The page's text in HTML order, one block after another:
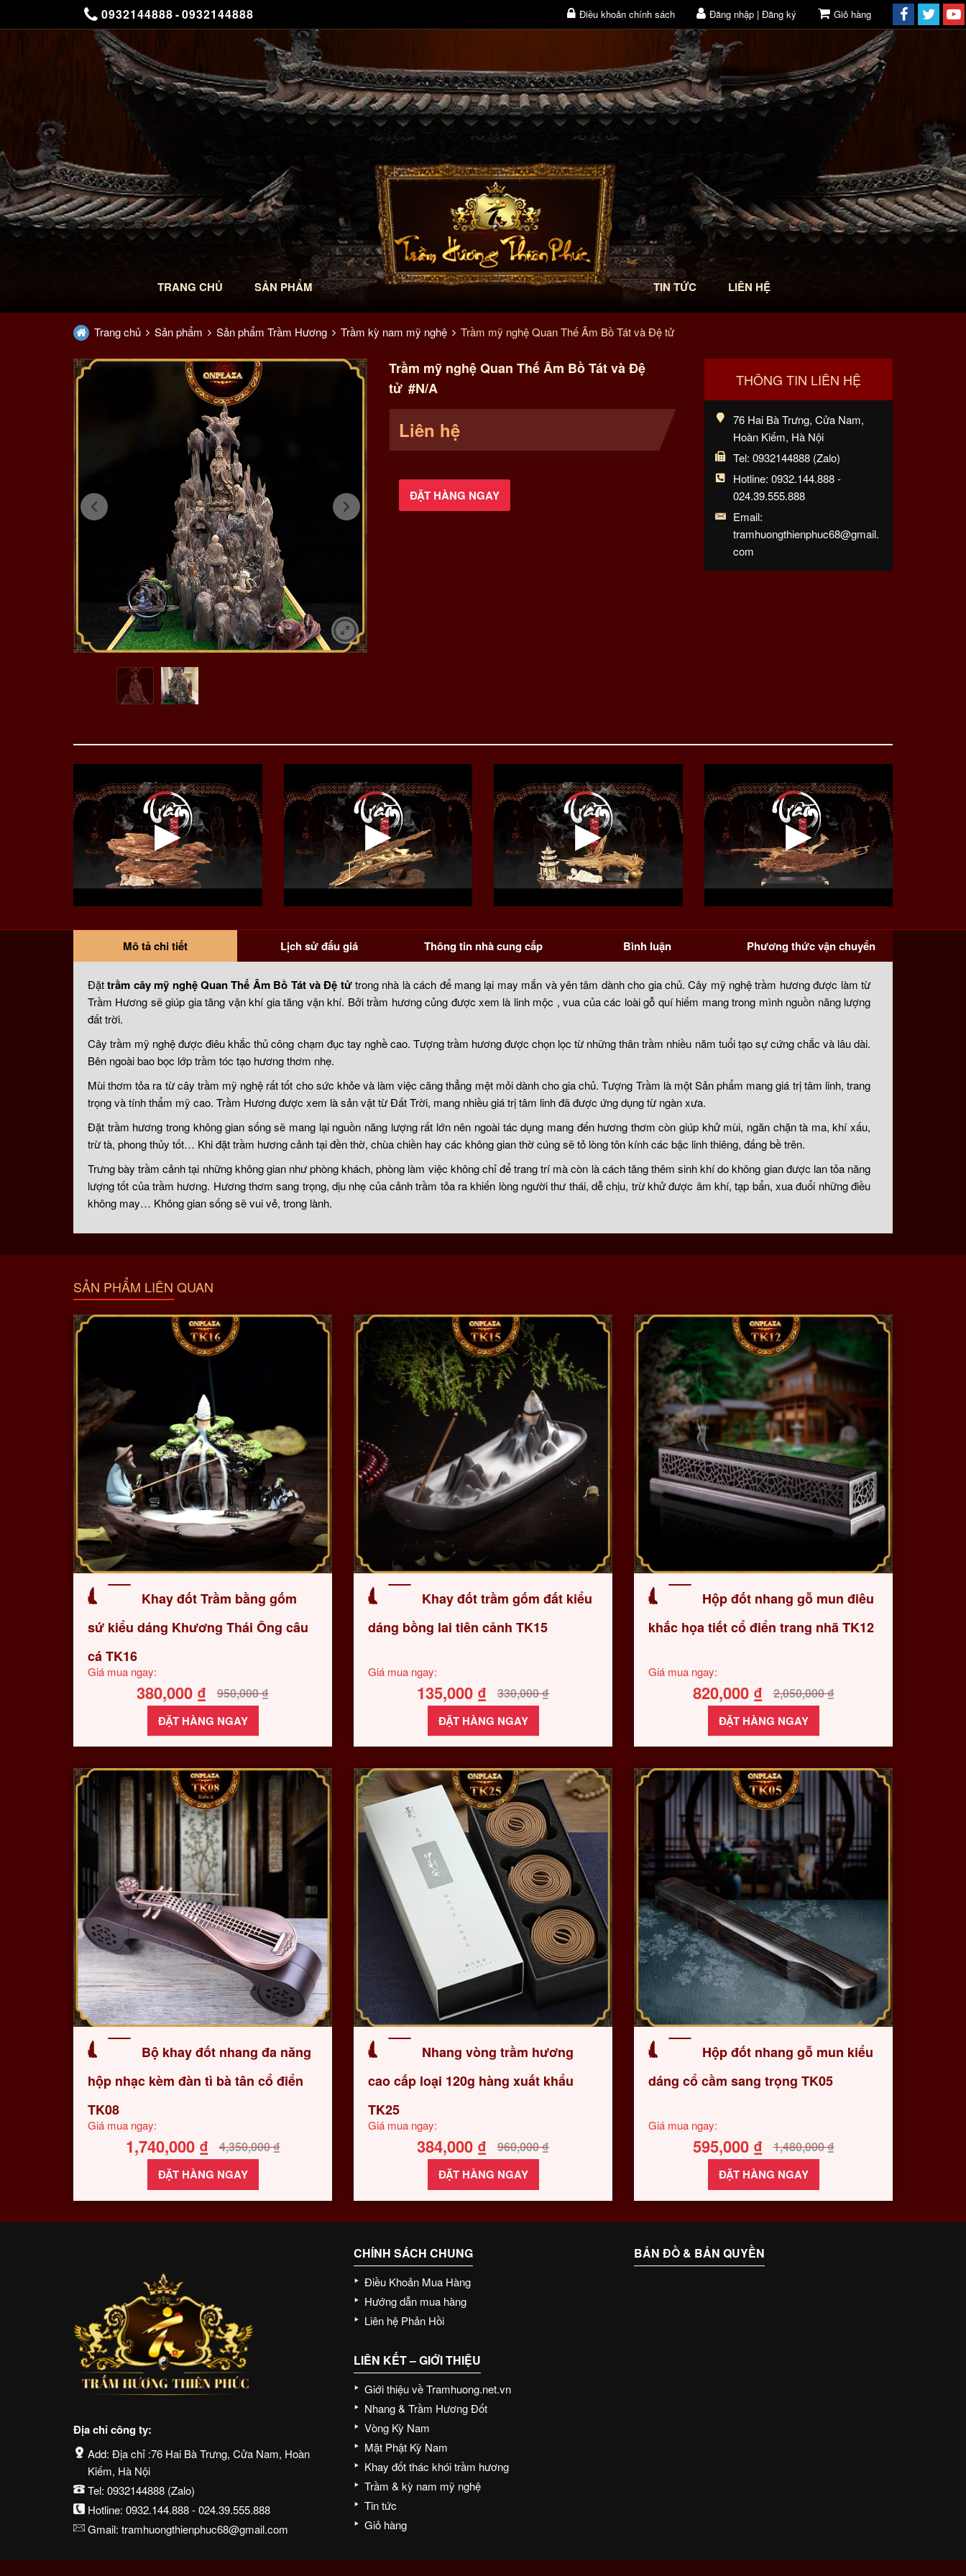
0932144888-0932144888 Điều khoản chính sách Đăng nhập | Đăng ký Giỏ hàng
TRANG CHỦ SẢN PHẨM TIN TỨC LIÊN HỆ
Trang chủ Sản phẩm Sản phẩm Trầm Hương Trầm kỳ nam mỹ nghệ Trầm mỹ nghệ Quan Thế Âm Bồ Tát và Đệ tử
Trầm mỹ nghệ Quan Thế Âm Bồ Tát và Đệ
tử #N/A
Liên hệ
Trầm
mỹ
ĐẶT HÀNG NGAY
THÔNG TIN LIÊN HỆ
76 Hai Bà Trưng, Cửa Nam,
Hoàn Kiếm, Hà Nội
Tel: 0932144888 (Zalo)
Hotline: 0932.144.888 -
024.39.555.888
Email:
tramhuongthienphuc68@gmail.
com
Mô tả chi tiết Lịch sử đấu giá Thông tin nhà cung cấp Bình luận Phương thức vận chuyển
Đặttrầm cây mỹ nghệ Quan Thế Âm Bồ Tát và Đệ tửtrong nhà là cách để mang lại may mắn và yên tâm dành cho gia chủ. Cây mỹ nghệ trầm hương được làm từ
Trầm Hương sẽ giúp gia tăng vận khí gia tăng vận khí. Bởi trầm hương củng được xem là linh mộc , vua của các loài gỗ quí hiếm mang trong mình nguồn năng lượng
đất trời.
Cây trầm mỹ nghệ được điêu khắc thủ công chạm đục tay nghề cao. Tượng trầm hương được chọn lọc từ những thân trầm nhiều năm tuổi tạo sự cứng chắc và lâu dài.
Bên ngoài bao bọc lớp trầm tóc tạo hương thơm nhẹ.
Mùi thơm tỏa ra từ cây trầm mỹ nghệ rất tốt cho sức khỏe và làm việc căng thẳng mệt mỏi dành cho gia chủ. Tượng Trầm là một Sản phẩm mang giá trị tâm linh, trang
trọng và tính thẩm mỹ cao. Trầm Hương được xem là sản vật từ Đất Trời, mang nhiều giá trị tâm linh đã được ứng dụng từ ngàn xưa.
Đặt trầm hương trong không gian sống sẽ mang lại nguồn năng lượng rất lớn nên ngoài tác dụng mang đến hương thơm còn giúp khử mùi, ngăn chặn tà ma, khí xấu,
trừ tà, phong thủy tốt… Khi đặt trầm hương cảnh tại đền thờ, chùa chiền hay các không gian thờ cúng sẽ tỏ lòng tôn kính các bậc linh thiêng, đấng bề trên.
Trưng bày trầm cảnh tại những không gian như phòng khách, phòng làm việc không chỉ để trang trí mà còn là cách tăng thêm sinh khí do không gian được lan tỏa năng
lượng tốt của trầm hương. Hương thơm sang trọng, dịu nhẹ của cảnh trầm tỏa ra khiến lòng người thư thái, dễ chịu, trừ khử được âm khí, tạp bẩn, xua đuổi những điều
không may… Không gian sống sẽ vui vẻ, trong lành.
SẢN PHẨM LIÊN QUAN
Khay đốt Trầm bằng gốm
sứ kiểu dáng Khương Thái Ông câu
cá TK16
Giá mua ngay:
950,000₫
380,000 ₫
ĐẶT HÀNG NGAY
Khay đốt trầm gốm đất kiểu
dáng bồng lai tiên cảnh TK15
Giá mua ngay:
330,000₫
135,000 ₫
ĐẶT HÀNG NGAY
Hộp đốt nhang gỗ mun điêu
khắc họa tiết cổ điển trang nhã TK12
Giá mua ngay:
2,050,000₫
820,000 ₫
ĐẶT HÀNG NGAY
Bộ khay đốt nhang đa năng
hộp nhạc kèm đàn tì bà tân cổ điển
TK08
Giá mua ngay:
4,350,000₫
1,740,000 ₫
ĐẶT HÀNG NGAY
Nhang vòng trầm hương
cao cấp loại 120g hàng xuất khẩu
TK25
Giá mua ngay:
960,000₫
384,000 ₫
ĐẶT HÀNG NGAY
Hộp đốt nhang gỗ mun kiểu
dáng cổ cầm sang trọng TK05
Giá mua ngay:
1,480,000₫
595,000 ₫
ĐẶT HÀNG NGAY
Địa chỉ công ty:
Add: Địa chỉ :76 Hai Bà Trưng, Cửa Nam, Hoàn
Kiếm, Hà Nội
Tel: 0932144888 (Zalo)
Hotline: 0932.144.888-024.39.555.888
Gmail: tramhuongthienphuc68@gmail.com
CHÍNH SÁCH CHUNG
Điều Khoản Mua Hàng
Hướng dẫn mua hàng
Liên hệ Phản Hồi
LIÊN KẾT – GIỚI THIỆU
Giới thiệu về Tramhuong.net.vn
Nhang & Trầm Hương Đốt
Vòng Kỳ Nam
Mặt Phật Kỳ Nam
Khay đốt thác khói trầm hương
Trầm & kỳ nam mỹ nghệ
Tin tức
Giỏ hàng
BẢN ĐỒ & BẢN QUYỀN